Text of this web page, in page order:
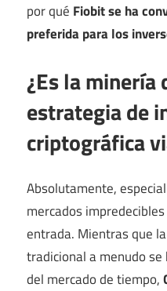
por qué Fiobitse ha
preferida para los
¿Es la minería
estrategia de
criptográfica
Absolutamente,
mercados
entrada. Mientras que
tradicional a menudo
del mercado de tiempo,